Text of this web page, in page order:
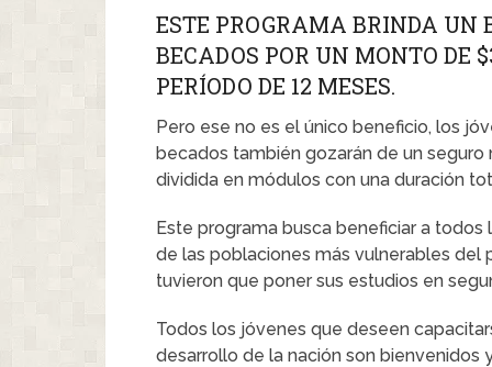
ESTE PROGRAMA BRINDA UN
BECADOS POR UN MONTO DE
PERÍODO DE 12 MESES.
Pero ese no es el único beneficio, los
becados también gozarán de un
dividida en módulos con una duración
Este programa busca beneficiar a
de las poblaciones más vulnerables del
tuvieron que poner sus estudios en
Todos los jóvenes que deseen
desarrollo de la nación son